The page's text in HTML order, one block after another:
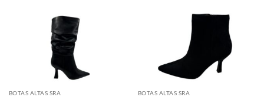
BOTAS ALTAS SRA BOTAS ALTAS SRA